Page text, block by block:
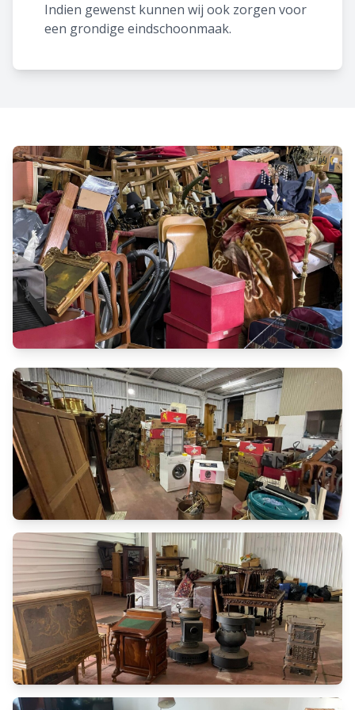
Indien gewenst kunnen wij ook zorgen voor
een grondige eindschoonmaak.